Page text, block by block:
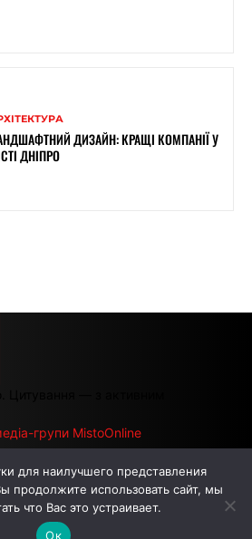
ДИЗАЙН: КРАЩІ КОМПАНІЇ У
ДНІПРО
Цитування — з активним
групи MistoOnline
АВТОРИ РЕКЛАМА НА САЙТІ
для наилучшего представления
продолжите использовать сайт, мы
что Вас это устраивает.
Ок